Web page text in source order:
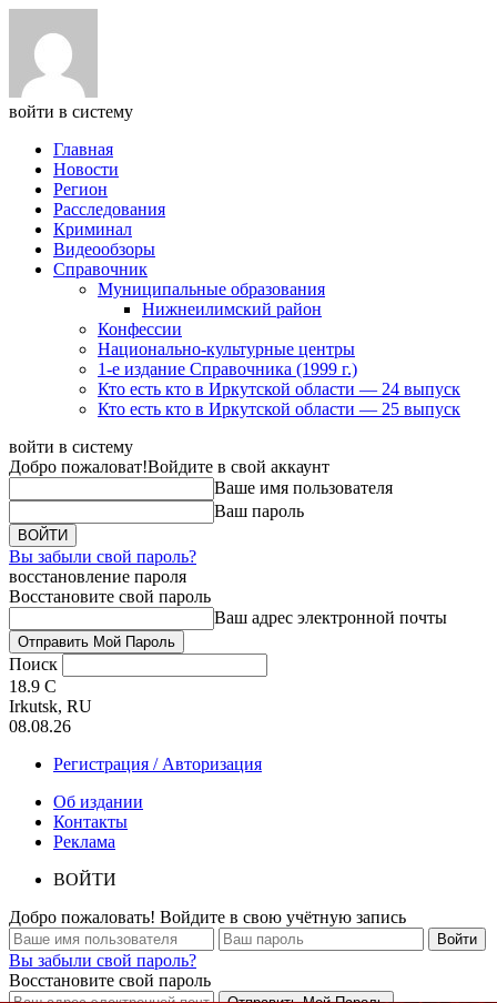
войти в систему
Главная
Новости
Регион
Расследования
Криминал
Видеообзоры
Справочник
Муниципальные образования
Нижнеилимский район
Конфессии
Национально-культурные центры
1-е издание Справочника (1999 г.)
Кто есть кто в Иркутской области — 24 выпуск
Кто есть кто в Иркутской области — 25 выпуск
войти в систему
Добро пожаловат!Войдите в свой аккаунт
Ваше имя пользователя
Ваш пароль
Вы забыли свой пароль?
восстановление пароля
Восстановите свой пароль
Ваш адрес электронной почты
Поиск
18.9 C
Irkutsk, RU
08.08.26
Регистрация / Авторизация
Об издании
Контакты
Реклама
ВОЙТИ
Добро пожаловать! Войдите в свою учётную запись
Вы забыли свой пароль?
Восстановите свой пароль